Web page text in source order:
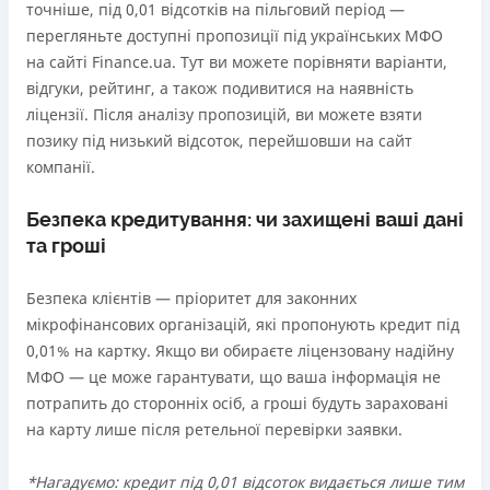
точніше, під 0,01 відсотків на пільговий період —
перегляньте доступні пропозиції під українських МФО
на сайті Finance.ua. Тут ви можете порівняти варіанти,
відгуки, рейтинг, а також подивитися на наявність
ліцензії. Після аналізу пропозицій, ви можете взяти
позику під низький відсоток, перейшовши на сайт
компанії.
Безпека кредитування: чи захищені ваші дані
та гроші
Безпека клієнтів — пріоритет для законних
мікрофінансових організацій, які пропонують кредит під
0,01% на картку. Якщо ви обираєте ліцензовану надійну
МФО — це може гарантувати, що ваша інформація не
потрапить до сторонніх осіб, а гроші будуть зараховані
на карту лише після ретельної перевірки заявки.
*Нагадуємо: кредит під 0,01 відсоток видається лише тим